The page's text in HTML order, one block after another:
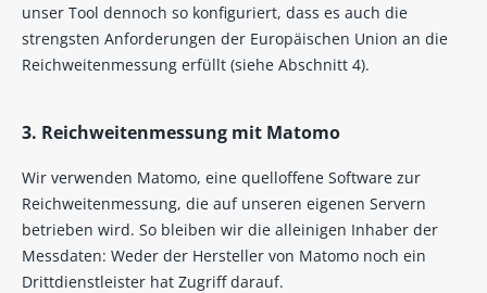
unser Tool dennoch so konfiguriert, dass es auch die
strengsten Anforderungen der Europäischen Union an die
Reichweitenmessung erfüllt (siehe Abschnitt 4).
3. Reichweitenmessung mit Matomo
Wir verwenden Matomo, eine quelloffene Software zur
Reichweitenmessung, die auf unseren eigenen Servern
betrieben wird. So bleiben wir die alleinigen Inhaber der
Messdaten: Weder der Hersteller von Matomo noch ein
Drittdienstleister hat Zugriff darauf.